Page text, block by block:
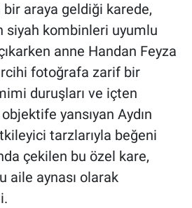
bir araya geldiği karede,
siyah kombinleri uyumlu
anne Handan Feyza
fotoğrafa zarif bir
duruşları ve içten
yansıyan Aydın
tarzlarıyla beğeni
çekilen bu özel kare,
aile aynası olarak